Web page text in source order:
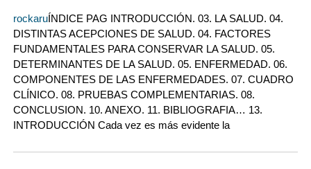
rockaruÍNDICE PAG INTRODUCCIÓN. 03. LA SALUD. 04.
DISTINTAS ACEPCIONES DE SALUD. 04. FACTORES
FUNDAMENTALES PARA CONSERVAR LA SALUD. 05.
DETERMINANTES DE LA SALUD. 05. ENFERMEDAD. 06.
COMPONENTES DE LAS ENFERMEDADES. 07. CUADRO
CLÍNICO. 08. PRUEBAS COMPLEMENTARIAS. 08.
CONCLUSION. 10. ANEXO. 11. BIBLIOGRAFIA… 13.
INTRODUCCIÓN Cada vez es más evidente la